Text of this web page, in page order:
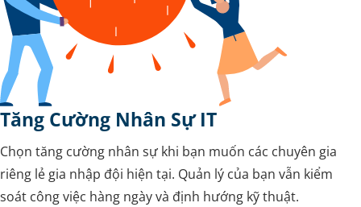
Tăng Cường Nhân Sự IT
Chọn tăng cường nhân sự khi bạn muốn các chuyên gia
riêng lẻ gia nhập đội hiện tại. Quản lý của bạn vẫn kiểm
soát công việc hàng ngày và định hướng kỹ thuật.